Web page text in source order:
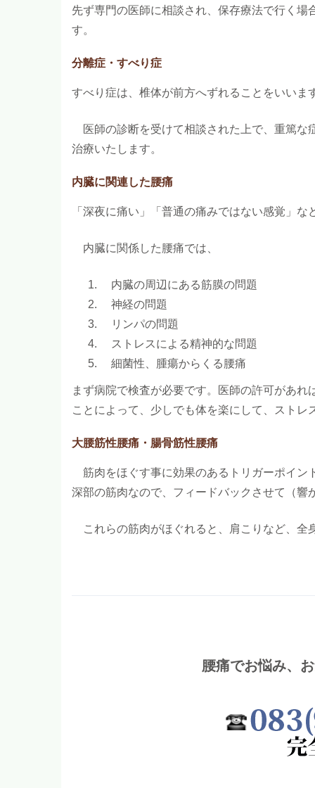
先ず専門の医師に相談され、保存療法で行く
す。
分離症・すべり症
すべり症は、椎体が前方へずれることをいいま
医師の診断を受けて相談された上で、重篤な
治療いたします。
内臓に関連した腰痛
「深夜に痛い」「普通の痛みではない感覚」
内臓に関係した腰痛では、
内臓の周辺にある筋膜の問題
神経の問題
リンパの問題
ストレスによる精神的な問題
細菌性、腫瘍からくる腰痛
まず病院で検査が必要です。医師の許可があ
ことによって、少しでも体を楽にして、ストレ
大腰筋性腰痛・腸骨筋性腰痛
筋肉をほぐす事に効果のあるトリガーポイン
深部の筋肉なので、フィードバックさせて（響
これらの筋肉がほぐれると、肩こりなど、全
腰痛でお悩み、